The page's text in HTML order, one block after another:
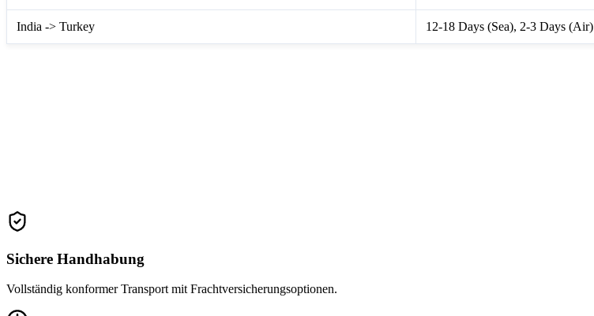
India -> Turkey 12-18 Days (Sea), 2-3 Days (Air)
Sichere Handhabung
Vollständig konformer Transport mit Frachtversicherungsoptionen.